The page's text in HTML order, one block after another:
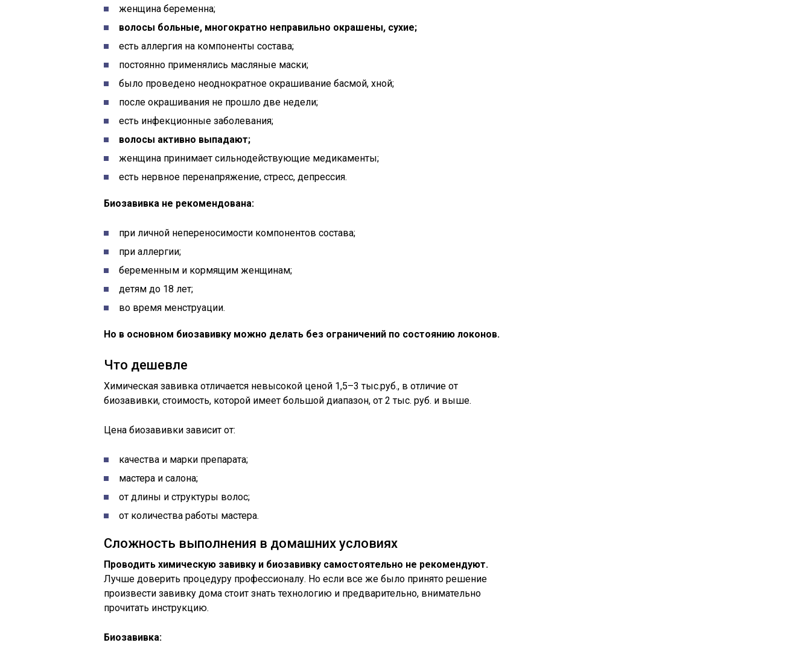
женщина беременна;
волосы больные, многократно неправильно окрашены, сухие;
есть аллергия на компоненты состава;
постоянно применялись масляные маски;
было проведено неоднократное окрашивание басмой, хной;
после окрашивания не прошло две недели;
есть инфекционные заболевания;
волосы активно выпадают;
женщина принимает сильнодействующие медикаменты;
есть нервное перенапряжение, стресс, депрессия.
Биозавивка не рекомендована:
при личной непереносимости компонентов состава;
при аллергии;
беременным и кормящим женщинам;
детям до 18 лет;
во время менструации.
Но в основном биозавивку можно делать без ограничений по состоянию локонов.
Что дешевле
Химическая завивка отличается невысокой ценой 1,5–3 тыс.руб., в отличие от
биозавивки, стоимость, которой имеет большой диапазон, от 2 тыс. руб. и выше.
Цена биозавивки зависит от:
качества и марки препарата;
мастера и салона;
от длины и структуры волос;
от количества работы мастера.
Сложность выполнения в домашних условиях
Проводить химическую завивку и биозавивку самостоятельно не рекомендуют.
Лучше доверить процедуру профессионалу. Но если все же было принято решение
произвести завивку дома стоит знать технологию и предварительно, внимательно
прочитать инструкцию.
Биозавивка: